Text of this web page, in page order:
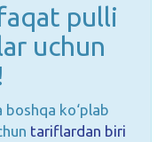
pulli
uchun
boshqa ko‘plab
tariflardan biri